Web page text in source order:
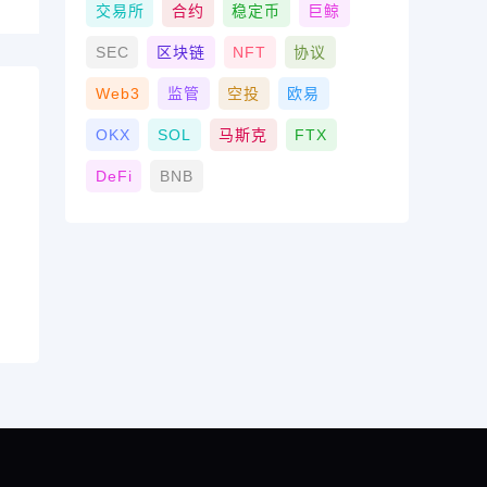
交易所 合约 稳定币 巨鲸
SEC 区块链 NFT 协议
Web3 监管 空投 欧易
OKX SOL 马斯克 FTX
DeFi BNB